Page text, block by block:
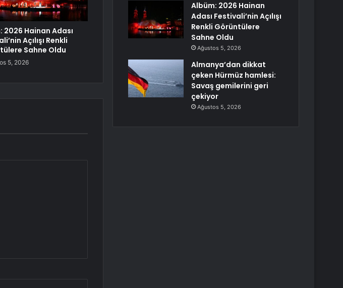
2026 Hainan Adası
Açılışı Renkli
Sahne Oldu
5, 2026
Albüm: 2026 Hainan
Adası Festivali’nin Açılışı
Renkli Görüntülere
Sahne Oldu
Ağustos 5, 2026
Almanya’dan dikkat
çeken Hürmüz hamlesi:
Savaş gemilerini geri
çekiyor
Ağustos 5, 2026